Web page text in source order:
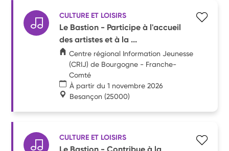
CULTURE ET LOISIRS
Le Bastion - Participe à l'accueil
des artistes et à la ...
Centre régional Information Jeunesse
(CRIJ) de Bourgogne - Franche-
Comté
À partir du 1 novembre 2026
Besançon (25000)
CULTURE ET LOISIRS
Le Bastion - Contribue à la